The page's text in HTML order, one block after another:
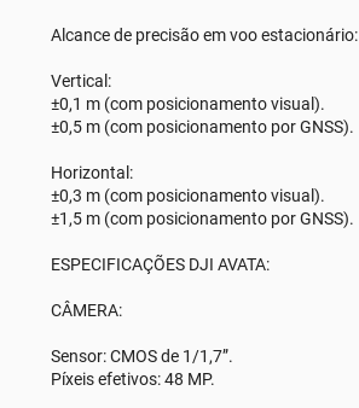
Alcance de precisão em voo estacionário:
Vertical:
±0,1 m (com posicionamento visual).
±0,5 m (com posicionamento por GNSS).
Horizontal:
±0,3 m (com posicionamento visual).
±1,5 m (com posicionamento por GNSS).
ESPECIFICAÇÕES DJI AVATA:
CÂMERA:
Sensor: CMOS de 1/1,7”.
Píxeis efetivos: 48 MP.